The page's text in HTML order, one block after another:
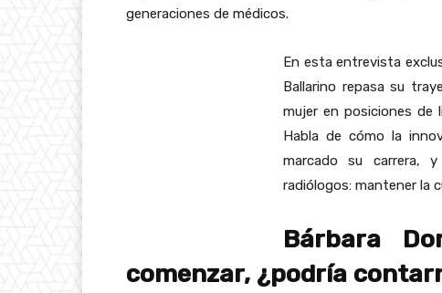
generaciones de médicos.
En esta entrevista
Ballarino repasa su
mujer en posiciones de
Habla de cómo la
marcado su carrera,
radiólogos: mantener la
Bárbara
comenzar, ¿podría